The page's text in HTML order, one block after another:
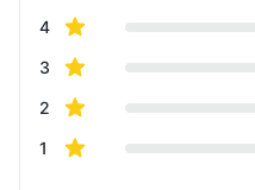
4star reviews
3 star reviews
2 star reviews
1 star reviews